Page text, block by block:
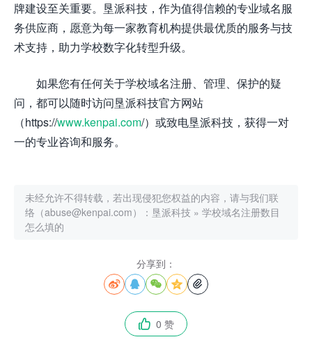
牌建设至关重要。垦派科技，作为值得信赖的专业域名服
务供应商，愿意为每一家教育机构提供最优质的服务与技
术支持，助力学校数字化转型升级。
如果您有任何关于学校域名注册、管理、保护的疑
问，都可以随时访问垦派科技官方网站
（https://www.kenpai.com/）或致电垦派科技，获得一对
一的专业咨询和服务。
未经允许不得转载，若出现侵犯您权益的内容，请与我们联
络（abuse@kenpai.com）： 垦派科技 » 学校域名注册数目
怎么填的
分享到：
    
 0 赞